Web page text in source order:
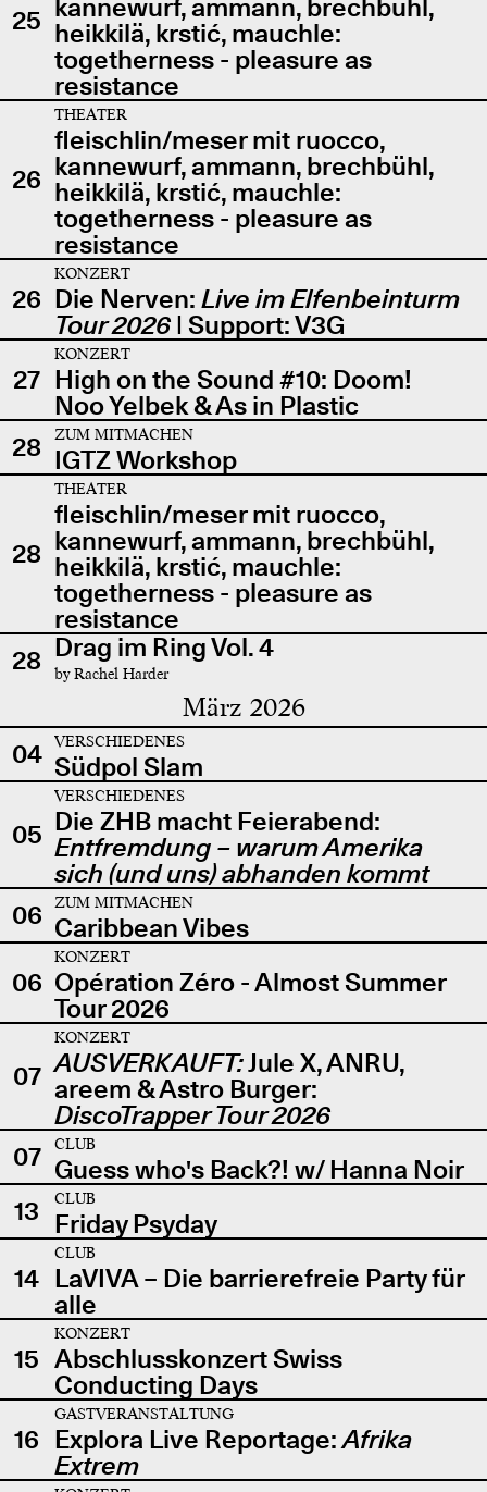
25 kannewurf, ammann, brechbühl,
heikkilä, krstić, mauchle:
togetherness - pleasure as
resistance
26
THEATER
fleischlin/meser mit ruocco,
kannewurf, ammann, brechbühl,
heikkilä, krstić, mauchle:
togetherness - pleasure as
resistance
26
KONZERT
Die Nerven: Live im Elfenbeinturm
Tour 2026| Support: V3G
27
KONZERT
High on the Sound #10: Doom!
Noo Yelbek & As in Plastic
28
ZUM MITMACHEN
IGTZ Workshop
28
THEATER
fleischlin/meser mit ruocco,
kannewurf, ammann, brechbühl,
heikkilä, krstić, mauchle:
togetherness - pleasure as
resistance
28 Drag im Ring Vol. 4
by Rachel Harder
März 2026
04 VERSCHIEDENES
Südpol Slam
05
VERSCHIEDENES
Die ZHB macht Feierabend:
Entfremdung – warum Amerika
sich (und uns) abhanden kommt
06
ZUM MITMACHEN
Caribbean Vibes
06
KONZERT
Opération Zéro - Almost Summer
Tour 2026
07
KONZERT
AUSVERKAUFT:Jule X, ANRU,
areem & Astro Burger:
DiscoTrapper Tour 2026
07
CLUB
Guess who's Back?! w/ Hanna Noir
13
CLUB
Friday Psyday
14
CLUB
LaVIVA – Die barrierefreie Party für
alle
15
KONZERT
Abschlusskonzert Swiss
Conducting Days
16
GASTVERANSTALTUNG
Explora Live Reportage:Afrika
Extrem